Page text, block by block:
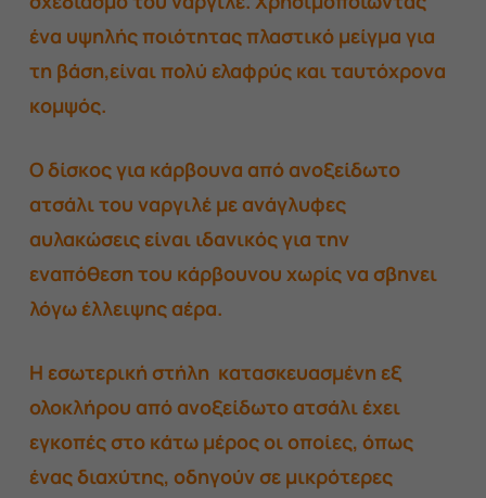
ένα υψηλής ποιότητας πλαστικό μείγμα για
τη βάση,είναι πολύ ελαφρύς και ταυτόχρονα
κομψός.
Ο δίσκος για κάρβουνα από ανοξείδωτο
ατσάλι του ναργιλέ με ανάγλυφες
αυλακώσεις είναι ιδανικός για την
εναπόθεση του κάρβουνου χωρίς να σβηνει
λόγω έλλειψης αέρα.
Η εσωτερική στήλη κατασκευασμένη εξ
ολοκλήρου από ανοξείδωτο ατσάλι έχει
εγκοπές στο κάτω μέρος οι οποίες, όπως
ένας διαχύτης, οδηγούν σε μικρότερες